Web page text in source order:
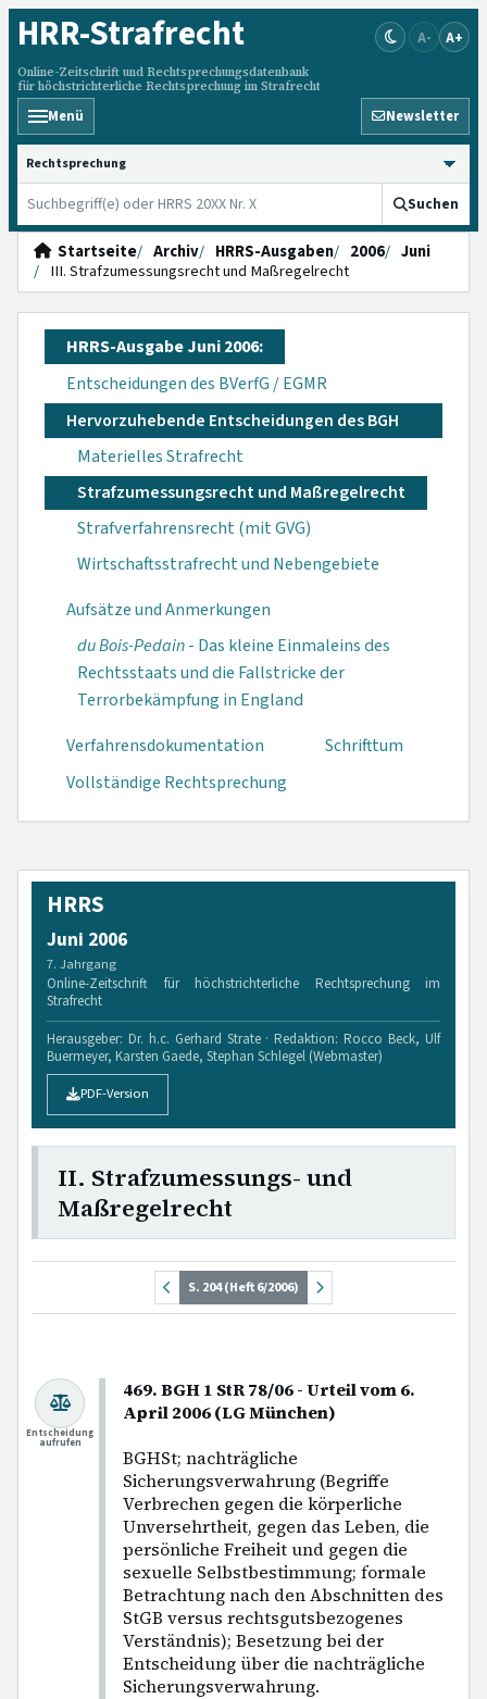
HRR-Strafrecht
Online-Zeitschrift und Rechtsprechungsdatenbank
für höchstrichterliche Rechtsprechung im Strafrecht
A- A+
Menü Newsletter
HRRS durchsuchen
Suchen
Startseite Archiv HRRS-Ausgaben 2006
Juni
III. Strafzumessungsrecht und Maßregelrecht
HRRS-Ausgabe Juni 2006:
Entscheidungen des BVerfG / EGMR
Hervorzuhebende Entscheidungen des BGH
Materielles Strafrecht
Strafzumessungsrecht und Maßregelrecht
Strafverfahrensrecht (mit GVG)
Wirtschaftsstrafrecht und Nebengebiete
Aufsätze und Anmerkungen
du Bois-Pedain- Das kleine Einmal­eins des
Rechts­staats und die Fallstricke der
Terrorbekämpfung in England
Verfahrensdokumen­tation
Schrifttum
Vollständige Rechtsprechung
HRRS
Juni 2006
7. Jahrgang
Online-Zeitschrift für höchstrichterliche Rechtsprechung im
Strafrecht
Herausgeber: Dr. h.c. Gerhard Strate · Redaktion: Rocco Beck, Ulf
Buermeyer, Karsten Gaede, Stephan Schlegel (Webmaster)
PDF-Version
II. Strafzumessungs- und
Maßregelrecht
S. 204 (Heft 6/2006)
469. BGH 1 StR 78/06 - Urteil vom 6.
April 2006 (LG München)
BGHSt; nachträgliche
Sicherungsverwahrung (Begriffe
Verbrechen gegen die körperliche
Unversehrtheit, gegen das Leben, die
persönliche Freiheit und gegen die
sexuelle Selbstbestimmung; formale
Betrachtung nach den Abschnitten des
StGB versus rechtsgutsbezogenes
Verständnis); Besetzung bei der
Entscheidung über die nachträgliche
Sicherungsverwahrung.
Entscheidung
aufrufen